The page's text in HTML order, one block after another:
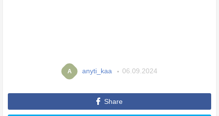
A anyti_kaa 06.09.2024
Share